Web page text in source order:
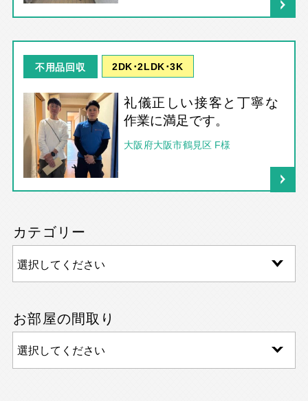
不用品回収 2DK･2LDK･3K
礼儀正しい接客と丁寧な
作業に満足です。
大阪府大阪市鶴見区 F様
カテゴリー
お部屋の間取り